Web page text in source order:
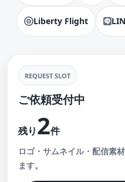
Liberty Flight
REQUEST SLOT
ご依頼受付中
残り2件
ロゴ・サムネイル・配信素
ます。